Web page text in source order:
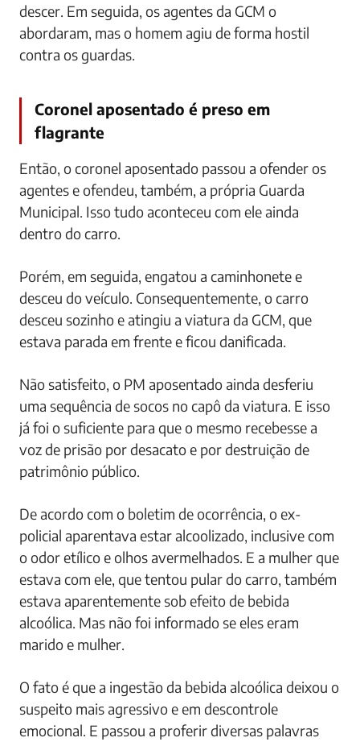
descer. Em seguida, os agentes da GCM o
abordaram, mas o homem agiu de forma hostil
contra os guardas.
Coronel aposentado é preso em
flagrante
Então, o coronel aposentado passou a ofender os
agentes e ofendeu, também, a própria Guarda
Municipal. Isso tudo aconteceu com ele ainda
dentro do carro.
Porém, em seguida, engatou a caminhonete e
desceu do veículo. Consequentemente, o carro
desceu sozinho e atingiu a viatura da GCM, que
estava parada em frente e ficou danificada.
Não satisfeito, o PM aposentado ainda desferiu
uma sequência de socos no capô da viatura. E isso
já foi o suficiente para que o mesmo recebesse a
voz de prisão por desacato e por destruição de
patrimônio público.
De acordo com o boletim de ocorrência, o ex-
policial aparentava estar alcoolizado, inclusive com
o odor etílico e olhos avermelhados. E a mulher que
estava com ele, que tentou pular do carro, também
estava aparentemente sob efeito de bebida
alcoólica. Mas não foi informado se eles eram
marido e mulher.
O fato é que a ingestão da bebida alcoólica deixou o
suspeito mais agressivo e em descontrole
emocional. E passou a proferir diversas palavras